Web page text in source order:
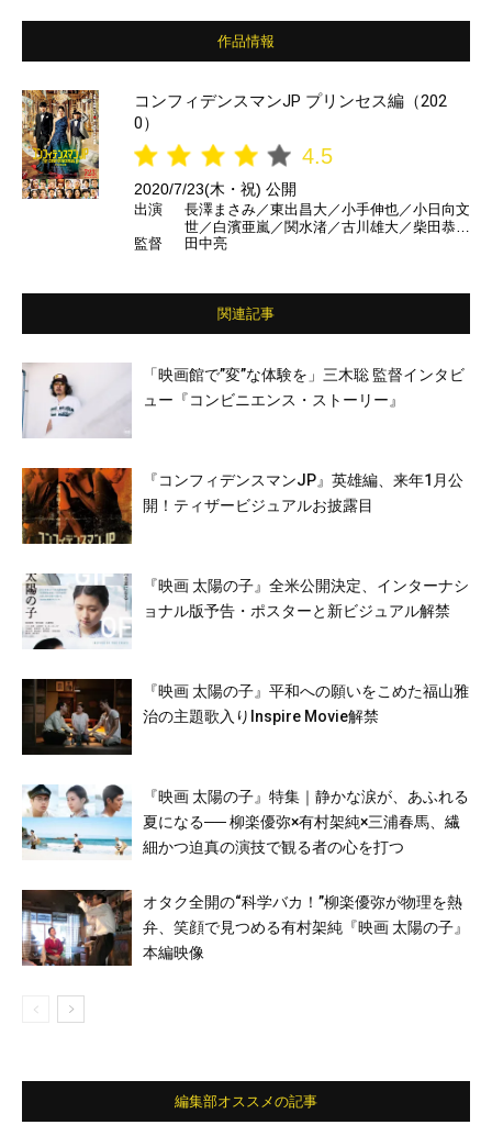
作品情報
コンフィデンスマンJP プリンセス編（202
0）
4.5
2020/7/23(木・祝) 公開
出演
長澤まさみ／東出昌大／小手伸也／小日向文
世／白濱亜嵐／関水渚／古川雄大／柴田恭兵
／北大路欣也／竹内結子／三浦春馬／広末涼
賢／前田敦子／生瀬勝久／江口洋介 ほか
監督 田中亮
関連記事
「映画館で”変”な体験を」三木聡 監督インタビ
ュー『コンビニエンス・ストーリー』
『コンフィデンスマンJP』英雄編、来年1月公
開！ティザービジュアルお披露目
『映画 太陽の子』全米公開決定、インターナシ
ョナル版予告・ポスターと新ビジュアル解禁
『映画 太陽の子』平和への願いをこめた福山雅
治の主題歌入りInspire Movie解禁
『映画 太陽の子』特集｜静かな涙が、あふれる
夏になる── 柳楽優弥×有村架純×三浦春馬、繊
細かつ迫真の演技で観る者の心を打つ
オタク全開の“科学バカ！”柳楽優弥が物理を熱
弁、笑顔で見つめる有村架純『映画 太陽の子』
本編映像
編集部オススメの記事